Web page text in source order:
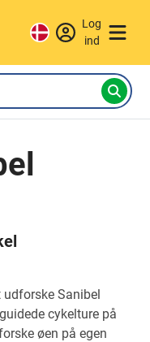
Log
ind
udforske Sanibel
cykelture på
øen på egen